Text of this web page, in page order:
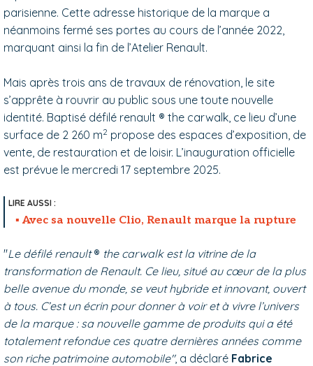
parisienne. Cette adresse historique de la marque a
néanmoins fermé ses portes au cours de l’année 2022,
marquant ainsi la fin de l’Atelier Renault.
Mais après trois ans de travaux de rénovation, le site
s’apprête à rouvrir au public sous une toute nouvelle
identité. Baptisé défilé renault ® the carwalk, ce lieu d’une
surface de 2 260 m2 propose des espaces d’exposition, de
vente, de restauration et de loisir. L’inauguration officielle
est prévue le mercredi 17 septembre 2025.
Avec sa nouvelle Clio, Renault marque la rupture
"Le défilé renault® the carwalk est la vitrine de la
transformation de Renault. Ce lieu, situé au cœur de la plus
belle avenue du monde, se veut hybride et innovant, ouvert
à tous. C’est un écrin pour donner à voir et à vivre l’univers
de la marque : sa nouvelle gamme de produits qui a été
totalement refondue ces quatre dernières années comme
son riche patrimoine automobile", a déclaré Fabrice